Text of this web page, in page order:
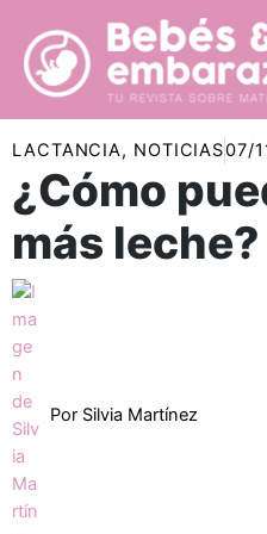
contenido
LACTANCIA, NOTICIAS07/
¿Cómo
más leche?
Por Silvia Martínez